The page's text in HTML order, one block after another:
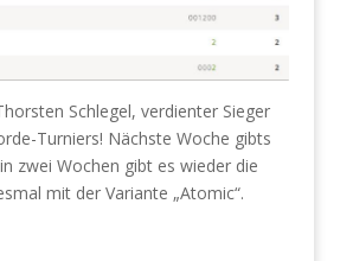
Schlegel, verdienter Sieger
Turniers! Nächste Woche gibts
zwei Wochen gibt es wieder die
mit der Variante „Atomic“.